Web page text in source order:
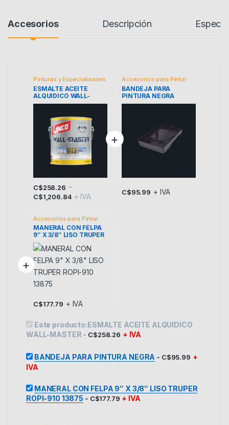
Accesorios Descripción
Pinturas y Especialidades
ESMALTE ACEITE
ALQUIDICO WALL-
MASTER
C$258.26 –
C$1,206.84 + IVA
Este producto tiene múltiples variantes. Las opciones se
Accesorios para Pintar
BANDEJA PARA
PINTURA NEGRA
C$95.99 + IVA
Accesorios para Pintar
MANERAL CON FELPA
9″ X 3/8″ LISO TRUPER
ROPI-910 13875
C$177.79 + IVA
Este producto:ESMALTE ACEITE ALQUIDICO
WALL-MASTER - C$258.26 + IVA
BANDEJA PARA PINTURA NEGRA - C$95.99 +
IVA
MANERAL CON FELPA 9″ X 3/8″ LISO TRUPER
ROPI-910 13875 - C$177.79 + IVA